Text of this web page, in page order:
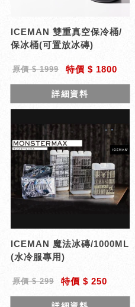
ICEMAN 雙重真空保冷桶/
保冰桶(可置放冰磚)
原價 $ 1999 特價 $ 1800
詳細資料
ICEMAN 魔法冰磚/1000ML
(水冷服專用)
原價 $ 299 特價 $ 250